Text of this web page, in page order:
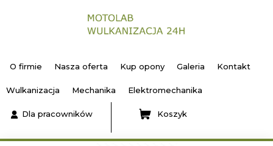
O firmie Nasza oferta Kup opony Galeria Kontakt
Wulkanizacja Mechanika Elektromechanika
Dla pracowników Koszyk